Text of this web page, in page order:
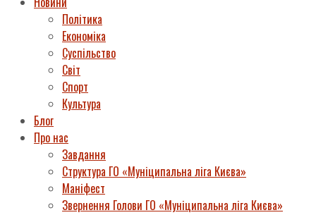
Політика
Економіка
Суспільство
Світ
Спорт
Культура
Блог
Про нас
Завдання
Структура ГО «Муніципальна ліга Києва»
Маніфест
Звернення Голови ГО «Муніципальна ліга Києва»